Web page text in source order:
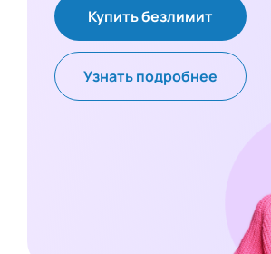
Купить безлимит
Узнать подробнее